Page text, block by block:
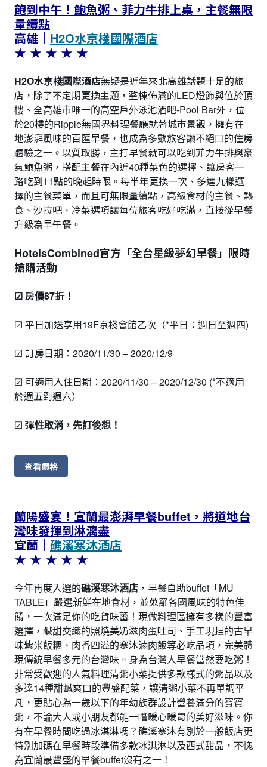
飽到中午！鮑魚粥、菲力牛排上桌，主餐無限
量續點
高雄｜ H2O水京棧國際酒店
★ ★ ★ ★ ★
H2O水京棧國際酒店無疑是近年來北高雄話題十足的旅
店，除了不定期更換主題，整棟佈滿的LED燈飾與位於頂
樓、全高雄市唯一的高空戶外泳池酒吧-Pool Bar外，位
於20樓的Ripple無國界料理餐廳就著城市景觀，擁有在
地澎湃風味的百匯早餐，也成為多數旅客讚不絕口的住房
體驗之一。以質取勝，主打早餐就可以吃到菲力牛排與豪
氣鮑魚粥，搭配主餐在內近40種菜色的選擇、讓房客一
路吃到11點的晚起時限。每半年更換一次、多達九樣選
擇的主餐菜單，而且可無限量續點，高級食材的主餐、熱
食、沙拉吧、冷菜選項讓每位旅客吃好吃滿，直接從早餐
升級為早午餐。
HotelsCombined官方「全台星級夢幻早餐」限時
搶購活動
☑ 房價87折！
☑ 平日加送享用19F京棧會館乙次（*平日：週日至週四)
☑ 訂房日期：2020/11/30 – 2020/12/9
☑ 可適用入住日期：2020/11/30 – 2020/12/30 (*不適用
於週五到週六）
☑ 彈性取消，先訂後想！
查看價格
蘭陽盛宴！宜蘭最澎湃早餐buffet，將道地台
灣味發揮到淋漓盡
宜蘭｜ 礁溪寒沐酒店
★ ★ ★ ★ ★
今年再度入選的礁溪寒沐酒店 ，早餐自助buffet「MU
TABLE」嚴選新鮮在地食材，並蒐羅各國風味的特色佳
餚，一次滿足你的吃貨味蕾！現做料理區擁有多樣的豐富
選擇，鹹甜交織的照燒美奶滋肉蛋吐司、手工現捏的古早
味紫米飯糰、肉香四溢的寒沐滷肉飯等必吃品項，完美體
現傳統早餐多元的台灣味。身為台灣人早餐當然要吃粥！
非常受歡迎的人氣料理清粥小菜提供多款樣式的粥品以及
多達14種甜鹹爽口的豐盛配菜，讓清粥小菜不再單調平
凡，更貼心為一歲以下的年幼族群設計營養滿分的寶寶
粥，不論大人或小朋友都能一嚐暖心暖胃的美好滋味。你
有在早餐時間吃過冰淇淋嗎？礁溪寒沐有別於一般飯店更
特別加碼在早餐時段準備多款冰淇淋以及西式甜品，不愧
為宜蘭最豐盛的早餐buffet沒有之一！